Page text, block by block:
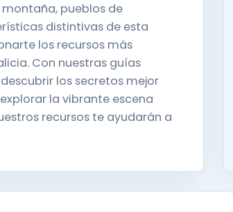
pueblos de
distintivas de esta
los recursos más
Con nuestras guías
los secretos mejor
la vibrante escena
recursos te ayudarán a